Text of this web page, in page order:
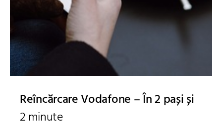
Reîncărcare Vodafone – În 2 pași și
2 minute